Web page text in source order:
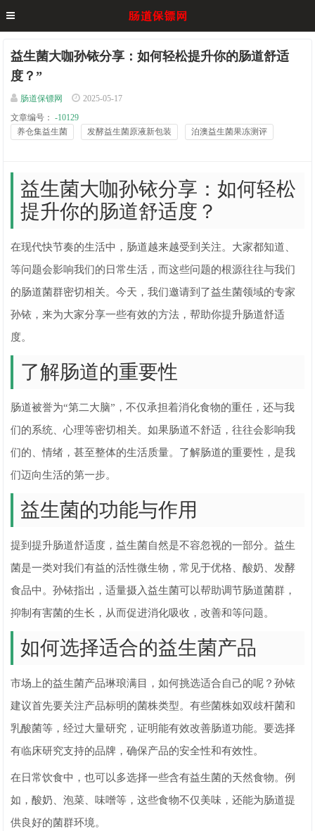
益生菌大咖孙铱分享：如何轻松提升你的肠道舒适
度？”
肠道保镖网
2025-05-17
文章编号：
-10129
养仓集益生菌
发酵益生菌原液新包装 泊澳益生菌果冻测评
益生菌大咖孙铱分享：如何轻松
提升你的肠道舒适度？
在现代快节奏的生活中，肠道越来越受到关注。大家都知道、
等问题会影响我们的日常生活，而这些问题的根源往往与我们
的肠道菌群密切相关。今天，我们邀请到了益生菌领域的专家
孙铱，来为大家分享一些有效的方法，帮助你提升肠道舒适
度。
了解肠道的重要性
肠道被誉为“第二大脑”，不仅承担着消化食物的重任，还与我
们的系统、心理等密切相关。如果肠道不舒适，往往会影响我
们的、情绪，甚至整体的生活质量。了解肠道的重要性，是我
们迈向生活的第一步。
益生菌的功能与作用
提到提升肠道舒适度，益生菌自然是不容忽视的一部分。益生
菌是一类对我们有益的活性微生物，常见于优格、酸奶、发酵
食品中。孙铱指出，适量摄入益生菌可以帮助调节肠道菌群，
抑制有害菌的生长，从而促进消化吸收，改善和等问题。
如何选择适合的益生菌产品
市场上的益生菌产品琳琅满目，如何挑选适合自己的呢？孙铱
建议首先要关注产品标明的菌株类型。有些菌株如双歧杆菌和
乳酸菌等，经过大量研究，证明能有效改善肠道功能。要选择
有临床研究支持的品牌，确保产品的安全性和有效性。
在日常饮食中，也可以多选择一些含有益生菌的天然食物。例
如，酸奶、泡菜、味噌等，这些食物不仅美味，还能为肠道提
供良好的菌群环境。